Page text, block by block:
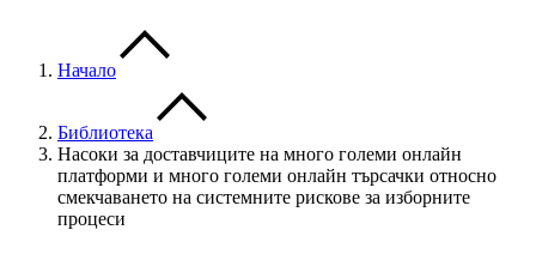
Начало
Библиотека
Насоки за доставчиците на много големи онлайн
платформи и много големи онлайн търсачки относно
смекчаването на системните рискове за изборните
процеси